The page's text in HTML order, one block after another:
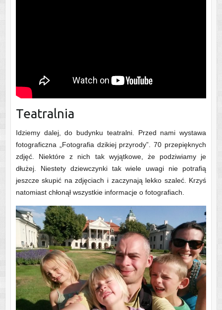
Teatralnia
Idziemy dalej, do budynku teatralni. Przed nami wystawa
fotograficzna „Fotografia dzikiej przyrody”. 70 przepięknych
zdjęć. Niektóre z nich tak wyjątkowe, że podziwiamy je
dłużej. Niestety dziewczynki tak wiele uwagi nie potrafią
jeszcze skupić na zdjęciach i zaczynają lekko szaleć. Krzyś
natomiast chłonął wszystkie informacje o fotografiach.